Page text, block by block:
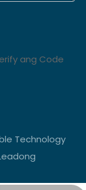
Technology